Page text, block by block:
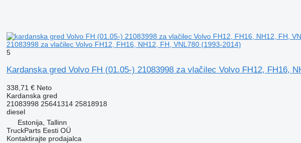
21083998 za vlačilec Volvo FH12, FH16, NH12, FH, VNL780 (1993-2014)
5
Kardanska gred Volvo FH (01.05-) 21083998 za vlačilec Volvo FH12, FH16,
338,71 € Neto
Kardanska gred
21083998 25641314 25818918
diesel
Estonija, Tallinn
TruckParts Eesti OÜ
Kontaktirajte prodajalca